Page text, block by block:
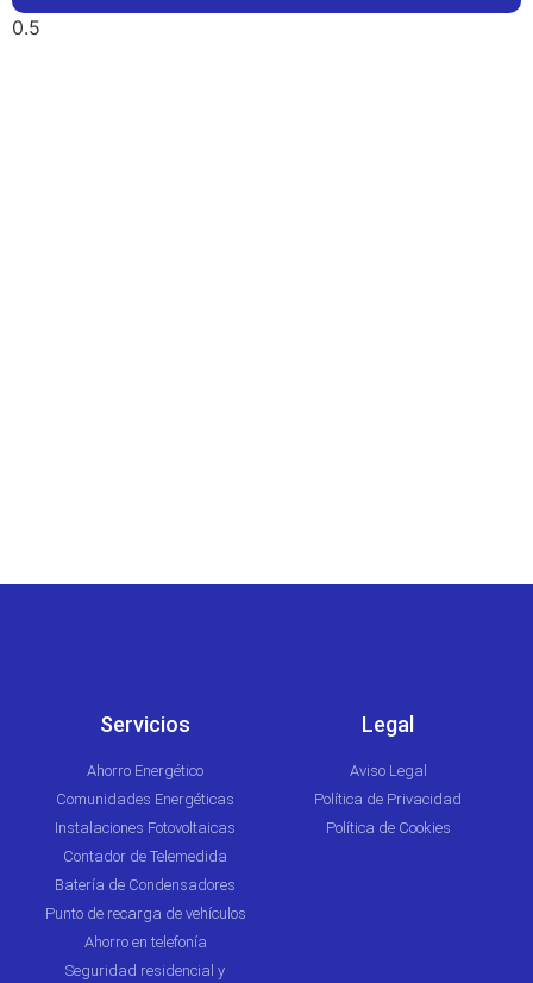
Servicios
Ahorro Energético
Comunidades Energéticas
Instalaciones Fotovoltaicas
Contador de Telemedida
Batería de Condensadores
Punto de recarga de vehículos
Ahorro en telefonía
Seguridad residencial y
Legal
Aviso Legal
Política de Privacidad
Política de Cookies